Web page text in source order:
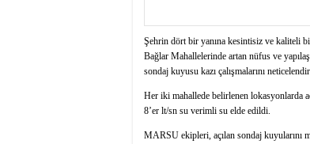
Şehrin dört bir yanına kesintisiz ve kaliteli
Bağlar Mahallelerinde artan nüfus ve
sondaj kuyusu kazı çalışmalarını
Her iki mahallede belirlenen lokasyonlarda
8’er lt/sn su verimli su elde edildi.
MARSU ekipleri, açılan sondaj kuyularını